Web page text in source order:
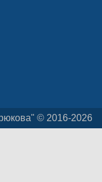
© 2016-2026